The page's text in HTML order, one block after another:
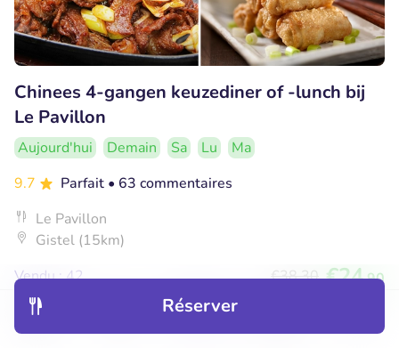
Réserver
Chinees 4-gangen keuzediner of -lunch bij
Le Pavillon
Aujourd'hui Demain Sa Lu
Ma
9.7
Parfait • 63 commentaires
Le Pavillon
Gistel (15km)
Vendu : 42
€38,30 €24,90